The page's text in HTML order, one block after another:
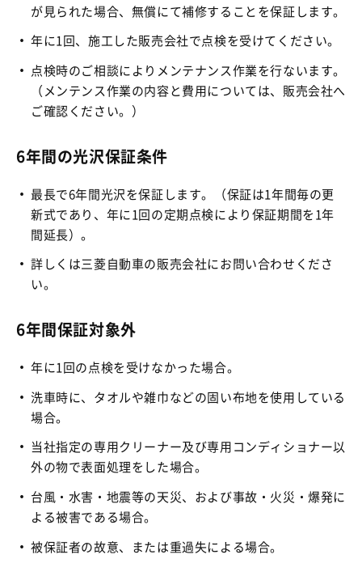
が見られた場合、無償にて補修することを保証します。
年に1回、施工した販売会社で点検を受けてください。
点検時のご相談によりメンテナンス作業を行ないます。
（メンテンス作業の内容と費用については、販売会社へ
ご確認ください。）
6年間の光沢保証条件
最長で6年間光沢を保証します。（保証は1年間毎の更
新式であり、年に1回の定期点検により保証期間を1年
間延長）。
詳しくは三菱自動車の販売会社にお問い合わせくださ
い。
6年間保証対象外
年に1回の点検を受けなかった場合。
洗車時に、タオルや雑巾などの固い布地を使用している
場合。
当社指定の専用クリーナー及び専用コンディショナー以
外の物で表面処理をした場合。
台風・水害・地震等の天災、および事故・火災・爆発に
よる被害である場合。
被保証者の故意、または重過失による場合。